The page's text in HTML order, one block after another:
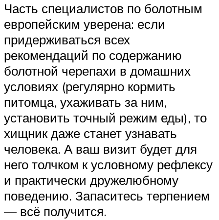
Часть специалистов по болотным
европейским уверена: если
придерживаться всех
рекомендаций по содержанию
болотной черепахи в домашних
условиях (регулярно кормить
питомца, ухаживать за ним,
установить точный режим еды), то
хищник даже станет узнавать
человека. А ваш визит будет для
него толчком к условному рефлексу
и практически дружелюбному
поведению. Запаситесь терпением
— всё получится.